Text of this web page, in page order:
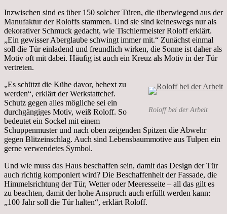
Inzwischen sind es über 150 solcher Türen, die überwiegend aus der
Manufaktur der Roloffs stammen. Und sie sind keineswegs nur als
dekorativer Schmuck gedacht, wie Tischlermeister Roloff erklärt.
„Ein gewisser Aberglaube schwingt immer mit.“ Zunächst einmal
soll die Tür einladend und freundlich wirken, die Sonne ist daher als
Motiv oft mit dabei. Häufig ist auch ein Kreuz als Motiv in der Tür
vertreten.
Roloff bei der Arbeit
„Es schützt die Kühe davor, behext zu
werden“, erklärt der Werkstattchef.
Schutz gegen alles mögliche sei ein
durchgängiges Motiv, weiß Roloff. So
bedeutet ein Sockel mit einem
Schuppenmuster und nach oben zeigenden Spitzen die Abwehr
gegen Blitzeinschlag. Auch sind Lebensbaummotive aus Tulpen ein
gerne verwendetes Symbol.
Und wie muss das Haus beschaffen sein, damit das Design der Tür
auch richtig komponiert wird? Die Beschaffenheit der Fassade, die
Himmelsrichtung der Tür, Wetter oder Meeresseite – all das gilt es
zu beachten, damit der hohe Anspruch auch erfüllt werden kann:
„100 Jahr soll die Tür halten“, erklärt Roloff.